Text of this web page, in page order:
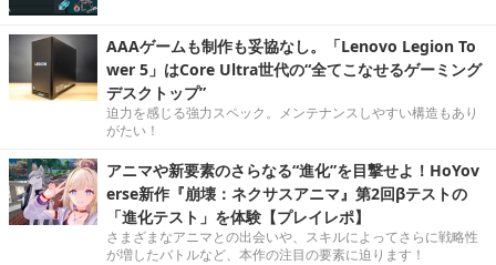
AAAゲームも制作も妥協なし。「Lenovo Legion To
wer 5」はCore Ultra世代の“全てこなせるゲーミング
デスクトップ”
迫力を感じる強力スペック。メンテナンスしやすい構造もあり
がたい！
アニマや新要素のさらなる“進化”を目撃せよ！HoYov
erse新作『崩壊：ネクサスアニマ』第2回βテストの
「進化テスト」を体験【プレイレポ】
さまざまなアニマとの出会いや、スキルによってさらに戦略性
が増したバトルなど、本作の注目の要素に迫ります！